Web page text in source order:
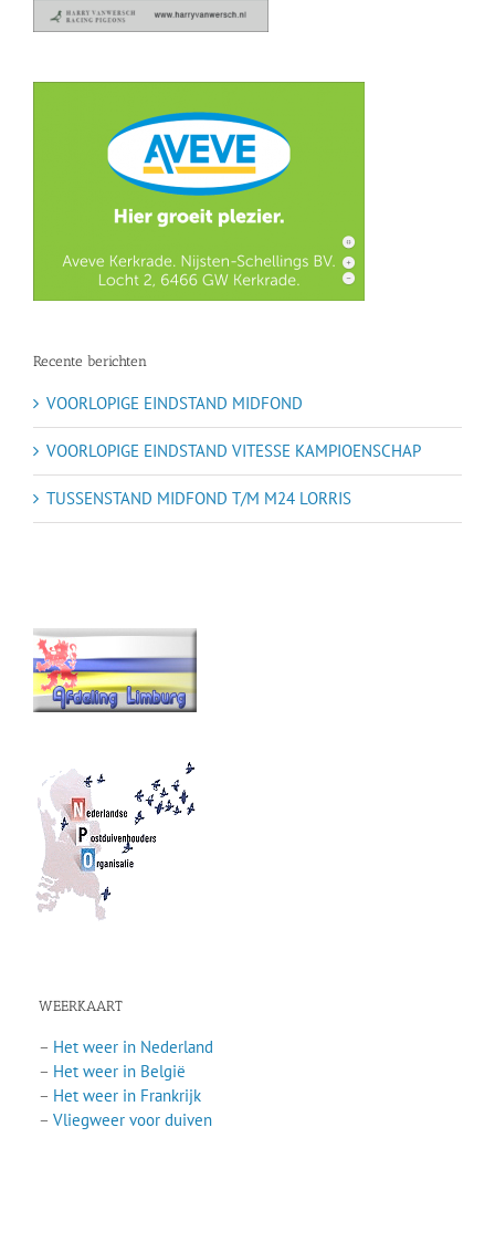
Recente berichten
VOORLOPIGE EINDSTAND MIDFOND
VOORLOPIGE EINDSTAND VITESSE KAMPIOENSCHAP
TUSSENSTAND MIDFOND T/M M24 LORRIS
WEERKAART
– Het weer in Nederland
– Het weer in België
– Het weer in Frankrijk
– Vliegweer voor duiven